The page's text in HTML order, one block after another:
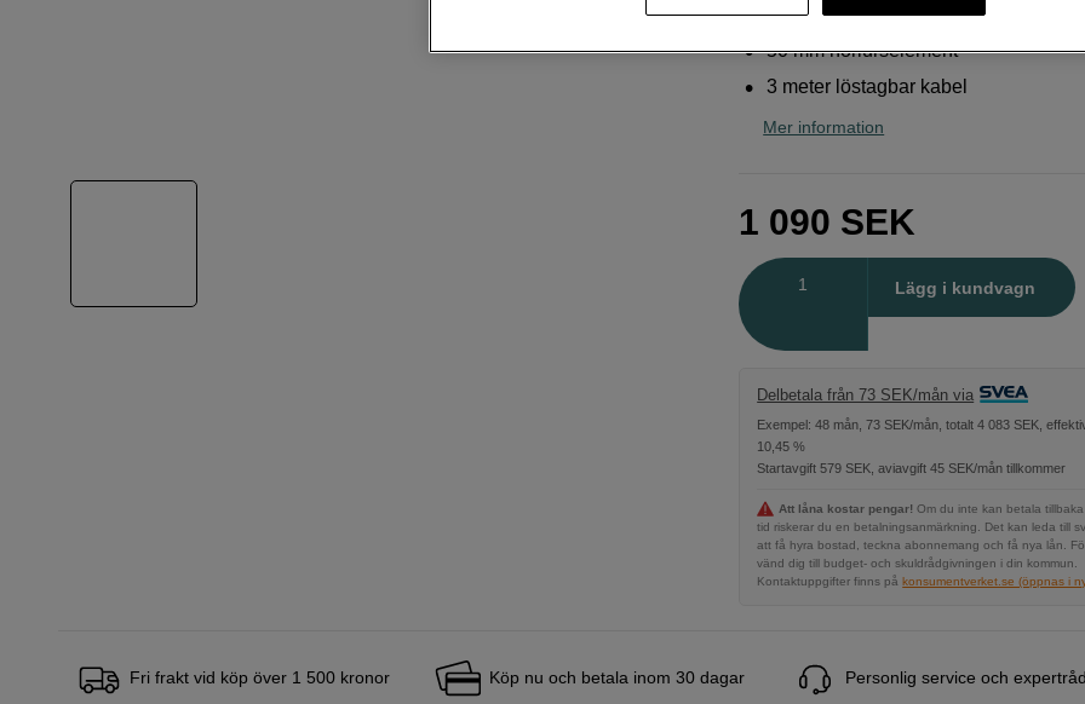
Over-ear-hörlurar med
50 mm hörlurselement
3 meter löstagbar kabel
Mer information
1 090 SEK
Lägg i kundvagn
Delbetala från 73 SEK/mån via
Exempel: 48 mån, 73 SEK/mån, totalt 4 083 SEK,
10,45 %
Startavgift 579 SEK, aviavgift 45 SEK/mån tillkommer
Att låna kostar pengar! Om du inte kan betala
tid riskerar du en betalningsanmärkning. Det kan leda till
att få hyra bostad, teckna abonnemang och få nya lån.
vänd dig till budget- och skuldrådgivningen i din kommun.
Kontaktuppgifter finns på konsumentverket.se (öppnas i
Fri frakt vid köp över 1 500 kronor Köp nu och betala inom 30 dagar Personlig service och